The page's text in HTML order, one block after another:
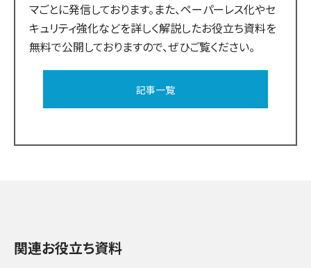
マごとに発信しております。また、ペーパーレス化やセ
キュリティ強化などを詳しく解説したお役立ち資料を
無料で公開しておりますので、ぜひご覧ください。
記事一覧
関連お役立ち資料